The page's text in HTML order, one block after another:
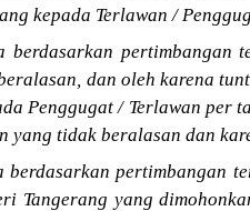
kepada Terlawan /
berdasarkan pertimbangan
dan oleh karena
Penggugat / Terlawan per
yang tidak beralasan dan
berdasarkan pertimbangan
Tangerang yang